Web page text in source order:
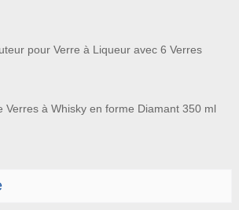
pour Verre à Liqueur avec 6 Verres
Verres à Whisky en forme Diamant 350 ml